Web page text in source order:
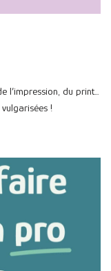
l’impression, du print…
!